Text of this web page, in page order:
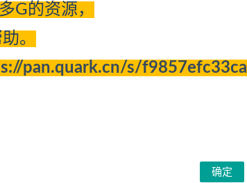
链接进行学习。
键是合理的付费取得好的营销效果。
费哦；
，只要想做，自然会有很多方法。关键还是
G的资源，
。
pan.quark.cn/s/f9857efc33ca
确定